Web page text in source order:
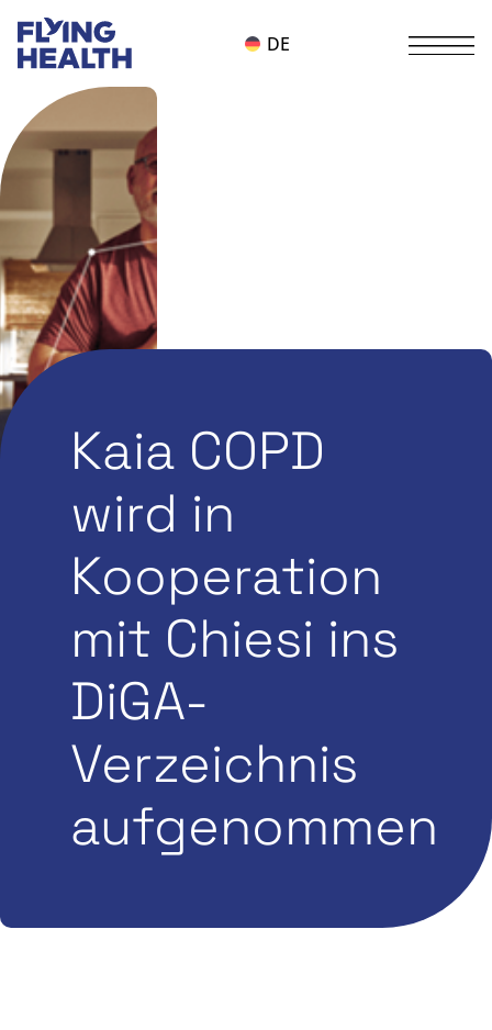
DE
Alle
Kaia COPD
wird in
Kooperation
mit Chiesi ins
DiGA-
Verzeichnis
aufgenommen